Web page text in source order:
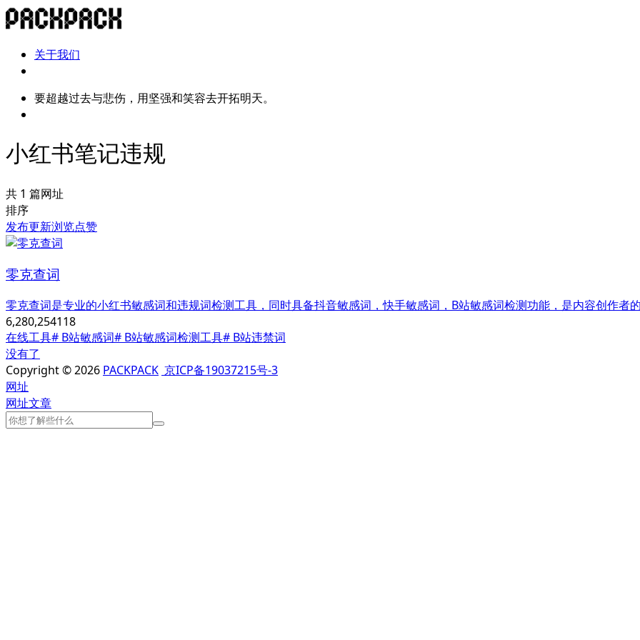
关于我们
要超越过去与悲伤，用坚强和笑容去开拓明天。
小红书笔记违规
共 1 篇网址
排序
发布更新浏览点赞
零克查词
零克查词是专业的小红书敏感词和违规词检测工具，同时具备抖音敏感词，快手敏感词，B站敏感词检测功能，是内容创作者的
6,280,254118
在线工具# B站敏感词# B站敏感词检测工具# B站违禁词
没有了
Copyright © 2026 PACKPACK 京ICP备19037215号-3
网址
网址文章